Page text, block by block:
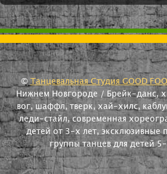
©Танцевальная Студия GOOD
Нижнем Новгороде / Брейк-данс,
вог, шаффл, тверк, хай-хилс,
леди-стайл, современная
детей от 3-х лет, эксклюзивные
группы танцев для детей